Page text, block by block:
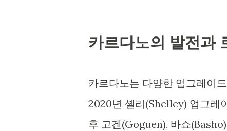
카르다노의 발전과
카르다노는 다양한 업그레이
2020년 셸리(Shelley) 업그레
후 고겐(Goguen), 바쇼